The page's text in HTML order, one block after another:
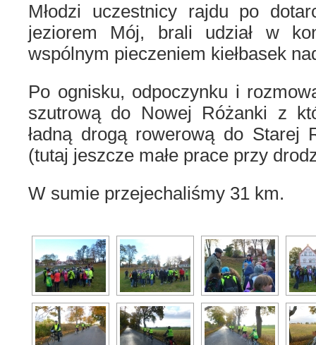
Młodzi uczestnicy rajdu po
jeziorem Mój, brali udział w
wspólnym pieczeniem kiełbasek
Po ognisku, odpoczynku i
szutrową do Nowej Różanki z
ładną drogą rowerową do Starej
(tutaj jeszcze małe prace przy
W sumie przejechaliśmy 31 km.